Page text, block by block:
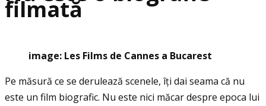
filmată
image: Les Films de Cannes a Bucarest
Pe măsură ce se derulează scenele, îţi dai seama că nu
este un film biografic. Nu este nici măcar despre epoca lui